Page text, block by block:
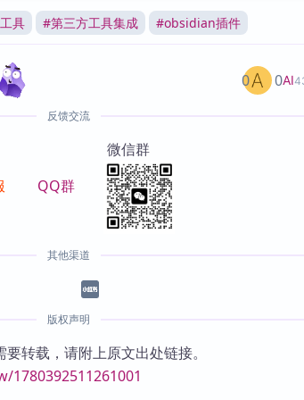
具 #第三方工具集成 #obsidian插件
AI
0 0
反馈交流
QQ群
微信群
其他渠道
版权声明
转载，请附上原文出处链接。